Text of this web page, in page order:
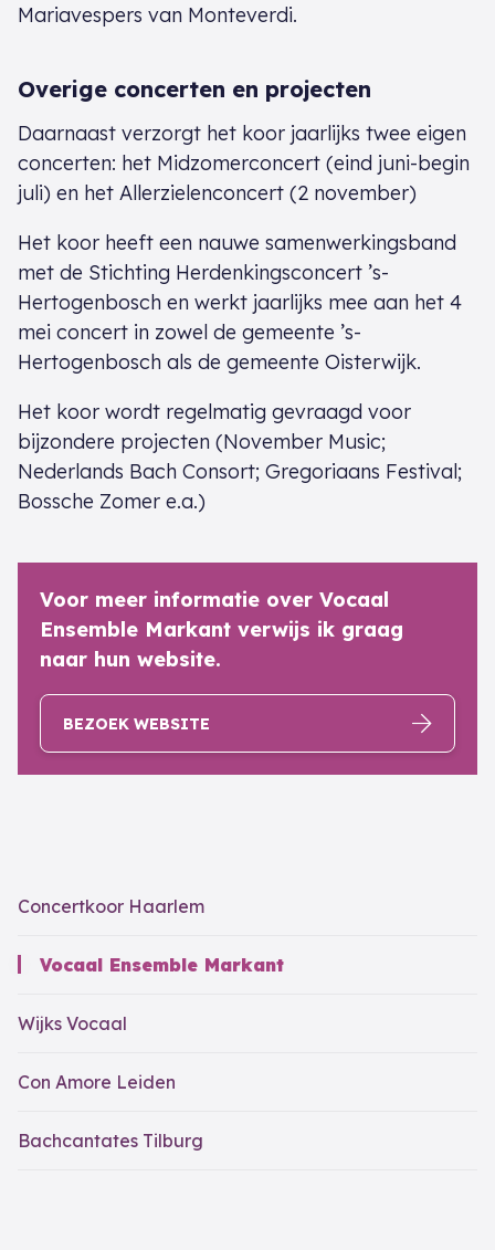
Mariavespers van Monteverdi.
Overige concerten en projecten
Daarnaast verzorgt het koor jaarlijks twee eigen
concerten: het Midzomerconcert (eind juni-begin
juli) en het Allerzielenconcert (2 november)
Het koor heeft een nauwe samenwerkingsband
met de Stichting Herdenkingsconcert ’s-
Hertogenbosch en werkt jaarlijks mee aan het 4
mei concert in zowel de gemeente ’s-
Hertogenbosch als de gemeente Oisterwijk.
Het koor wordt regelmatig gevraagd voor
bijzondere projecten (November Music;
Nederlands Bach Consort; Gregoriaans Festival;
Bossche Zomer e.a.)
Voor meer informatie over Vocaal
Ensemble Markant verwijs ik graag
naar hun website.
BEZOEK WEBSITE
Concertkoor Haarlem
Vocaal Ensemble Markant
Wijks Vocaal
Con Amore Leiden
Bachcantates Tilburg